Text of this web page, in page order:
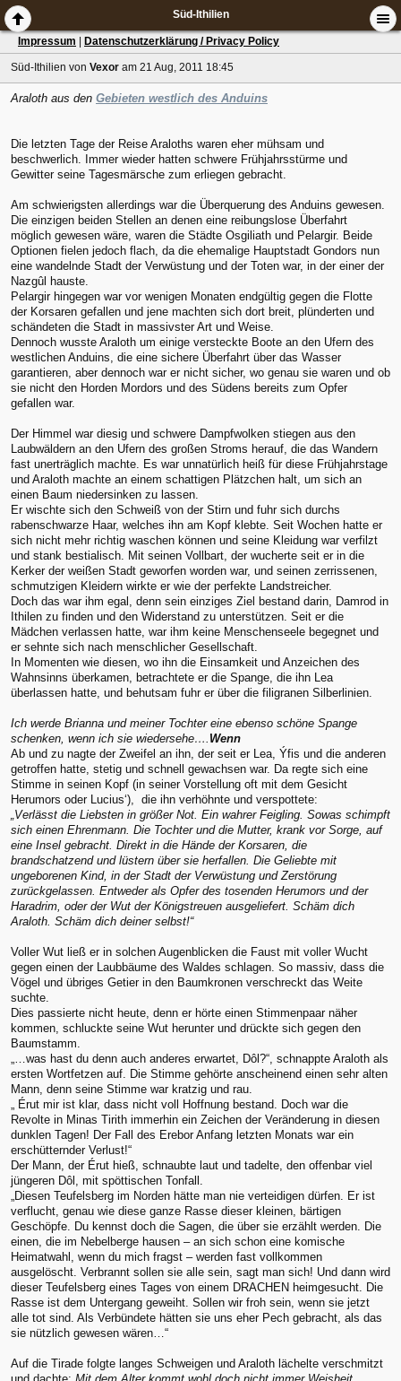
Süd-Ithilien
Impressum Datenschutzerklärung / Privacy Policy
Süd-Ithilien von Vexor am 21 Aug, 2011 18:45
Araloth aus den Gebieten westlich des Anduins
Die letzten Tage der Reise Araloths waren eher mühsam und
beschwerlich. Immer wieder hatten schwere Frühjahrsstürme und
Gewitter seine Tagesmärsche zum erliegen gebracht.
Am schwierigsten allerdings war die Überquerung des Anduins gewesen.
Die einzigen beiden Stellen an denen eine reibungslose Überfahrt
möglich gewesen wäre, waren die Städte Osgiliath und Pelargir. Beide
Optionen fielen jedoch flach, da die ehemalige Hauptstadt Gondors nun
eine wandelnde Stadt der Verwüstung und der Toten war, in der einer der
Nazgûl hauste.
Pelargir hingegen war vor wenigen Monaten endgültig gegen die Flotte
der Korsaren gefallen und jene machten sich dort breit, plünderten und
schändeten die Stadt in massivster Art und Weise.
Dennoch wusste Araloth um einige versteckte Boote an den Ufern des
westlichen Anduins, die eine sichere Überfahrt über das Wasser
garantieren, aber dennoch war er nicht sicher, wo genau sie waren und ob
sie nicht den Horden Mordors und des Südens bereits zum Opfer
gefallen war.
Der Himmel war diesig und schwere Dampfwolken stiegen aus den
Laubwäldern an den Ufern des großen Stroms herauf, die das Wandern
fast unerträglich machte. Es war unnatürlich heiß für diese Frühjahrstage
und Araloth machte an einem schattigen Plätzchen halt, um sich an
einen Baum niedersinken zu lassen.
Er wischte sich den Schweiß von der Stirn und fuhr sich durchs
rabenschwarze Haar, welches ihn am Kopf klebte. Seit Wochen hatte er
sich nicht mehr richtig waschen können und seine Kleidung war verfilzt
und stank bestialisch. Mit seinen Vollbart, der wucherte seit er in die
Kerker der weißen Stadt geworfen worden war, und seinen zerrissenen,
schmutzigen Kleidern wirkte er wie der perfekte Landstreicher.
Doch das war ihm egal, denn sein einziges Ziel bestand darin, Damrod in
Ithilen zu finden und den Widerstand zu unterstützen. Seit er die
Mädchen verlassen hatte, war ihm keine Menschenseele begegnet und
er sehnte sich nach menschlicher Gesellschaft.
In Momenten wie diesen, wo ihn die Einsamkeit und Anzeichen des
Wahnsinns überkamen, betrachtete er die Spange, die ihn Lea
überlassen hatte, und behutsam fuhr er über die filigranen Silberlinien.
Ich werde Brianna und meiner Tochter eine ebenso schöne Spange
schenken, wenn ich sie wiedersehe…. Wenn
Ab und zu nagte der Zweifel an ihn, der seit er Lea, Ýfis und die anderen
getroffen hatte, stetig und schnell gewachsen war. Da regte sich eine
Stimme in seinen Kopf (in seiner Vorstellung oft mit dem Gesicht
Herumors oder Lucius‘), die ihn verhöhnte und verspottete:
„Verlässt die Liebsten in größer Not. Ein wahrer Feigling. Sowas schimpft
sich einen Ehrenmann. Die Tochter und die Mutter, krank vor Sorge, auf
eine Insel gebracht. Direkt in die Hände der Korsaren, die
brandschatzend und lüstern über sie herfallen. Die Geliebte mit
ungeborenen Kind, in der Stadt der Verwüstung und Zerstörung
zurückgelassen. Entweder als Opfer des tosenden Herumors und der
Haradrim, oder der Wut der Königstreuen ausgeliefert. Schäm dich
Araloth. Schäm dich deiner selbst!“
Voller Wut ließ er in solchen Augenblicken die Faust mit voller Wucht
gegen einen der Laubbäume des Waldes schlagen. So massiv, dass die
Vögel und übriges Getier in den Baumkronen verschreckt das Weite
suchte.
Dies passierte nicht heute, denn er hörte einen Stimmenpaar näher
kommen, schluckte seine Wut herunter und drückte sich gegen den
Baumstamm.
„…was hast du denn auch anderes erwartet, Dôl?“, schnappte Araloth als
ersten Wortfetzen auf. Die Stimme gehörte anscheinend einen sehr alten
Mann, denn seine Stimme war kratzig und rau.
„ Érut mir ist klar, dass nicht voll Hoffnung bestand. Doch war die
Revolte in Minas Tirith immerhin ein Zeichen der Veränderung in diesen
dunklen Tagen! Der Fall des Erebor Anfang letzten Monats war ein
erschütternder Verlust!“
Der Mann, der Érut hieß, schnaubte laut und tadelte, den offenbar viel
jüngeren Dôl, mit spöttischen Tonfall.
„Diesen Teufelsberg im Norden hätte man nie verteidigen dürfen. Er ist
verflucht, genau wie diese ganze Rasse dieser kleinen, bärtigen
Geschöpfe. Du kennst doch die Sagen, die über sie erzählt werden. Die
einen, die im Nebelberge hausen – an sich schon eine komische
Heimatwahl, wenn du mich fragst – werden fast vollkommen
ausgelöscht. Verbrannt sollen sie alle sein, sagt man sich! Und dann wird
dieser Teufelsberg eines Tages von einem DRACHEN heimgesucht. Die
Rasse ist dem Untergang geweiht. Sollen wir froh sein, wenn sie jetzt
alle tot sind. Als Verbündete hätten sie uns eher Pech gebracht, als das
sie nützlich gewesen wären…“
Auf die Tirade folgte langes Schweigen und Araloth lächelte verschmitzt